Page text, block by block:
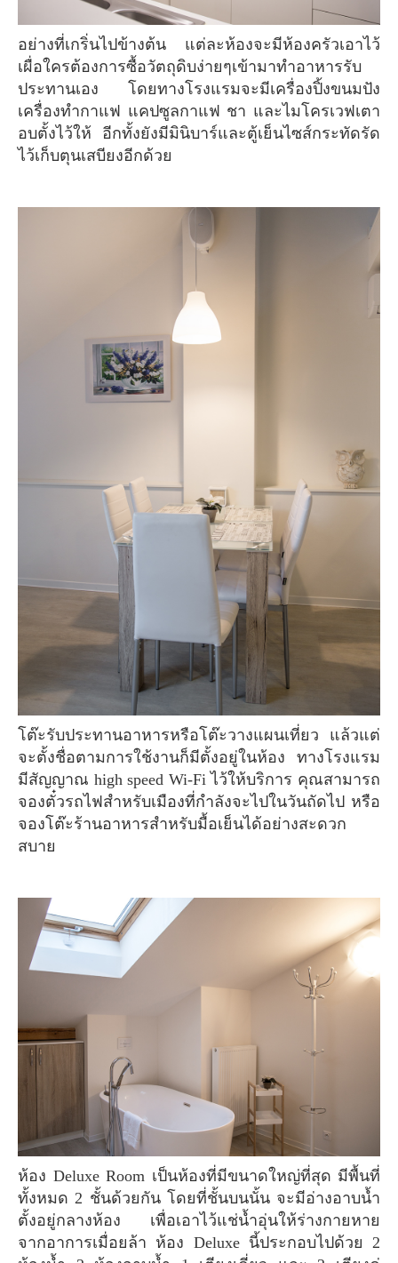
อย่างที่เกริ่นไปข้างต้น แต่ละห้องจะมีห้องครัวเอาไว้
เผื่อใครต้องการซื้อวัตถุดิบง่ายๆเข้ามาทำอาหารรับ
ประทานเอง โดยทางโรงแรมจะมีเครื่องปิ้งขนมปัง
เครื่องทำกาแฟ แคปซูลกาแฟ ชา และไมโครเวฟเตา
อบตั้งไว้ให้ อีกทั้งยังมีมินิบาร์และตู้เย็นไซส์กระทัดรัด
ไว้เก็บตุนเสบียงอีกด้วย
โต๊ะรับประทานอาหารหรือโต๊ะวางแผนเที่ยว แล้วแต่
จะตั้งชื่อตามการใช้งานก็มีตั้งอยู่ในห้อง ทางโรงแรม
มีสัญญาณ high speed Wi-Fi ไว้ให้บริการ คุณสามารถ
จองตั๋วรถไฟสำหรับเมืองที่กำลังจะไปในวันถัดไป หรือ
จองโต๊ะร้านอาหารสำหรับมื้อเย็นได้อย่างสะดวก
สบาย
ห้อง Deluxe Room เป็นห้องที่มีขนาดใหญ่ที่สุด มีพื้นที่
ทั้งหมด 2 ชั้นด้วยกัน โดยที่ชั้นบนนั้น จะมีอ่างอาบน้ำ
ตั้งอยู่กลางห้อง เพื่อเอาไว้แช่น้ำอุ่นให้ร่างกายหาย
จากอาการเมื่อยล้า ห้อง Deluxe นี้ประกอบไปด้วย 2